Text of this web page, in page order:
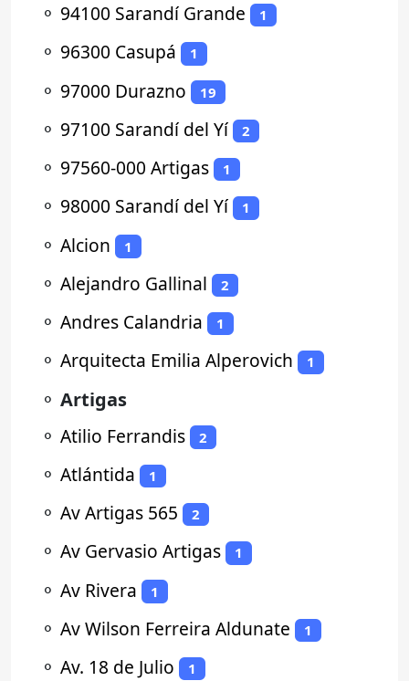
⚬ 94100 Sarandí Grande 1
⚬ 96300 Casupá 1
⚬ 97000 Durazno 19
⚬ 97100 Sarandí del Yí 2
⚬ 97560-000 Artigas 1
⚬ 98000 Sarandí del Yí 1
⚬ Alcion 1
⚬ Alejandro Gallinal 2
⚬ Andres Calandria 1
⚬ Arquitecta Emilia Alperovich 1
⚬ Artigas
⚬ Atilio Ferrandis 2
⚬ Atlántida 1
⚬ Av Artigas 565 2
⚬ Av Gervasio Artigas 1
⚬ Av Rivera 1
⚬ Av Wilson Ferreira Aldunate 1
⚬ Av. 18 de Julio 1